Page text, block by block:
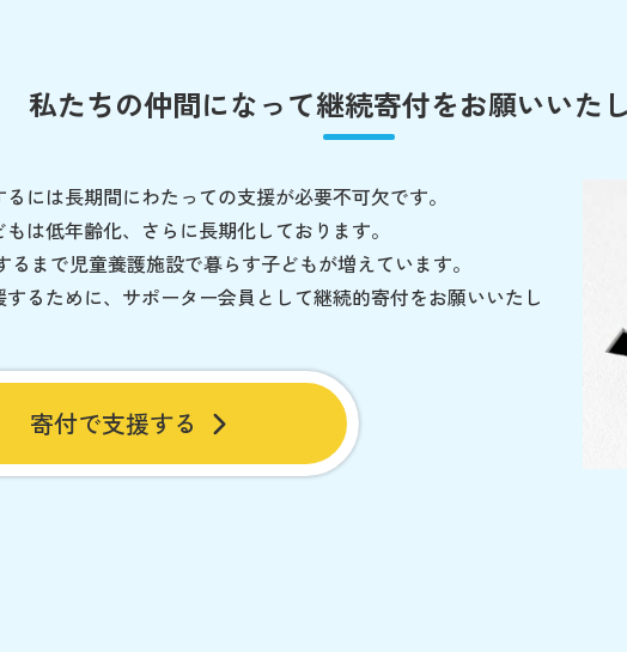
私たちの仲間になって継続寄付をお願いいた
には長期間にわたっての支援が必要不可欠です。
は低年齢化、さらに長期化しております。
まで児童養護施設で暮らす子どもが増えています。
るために、サポーター会員として継続的寄付をお願いいたし
寄付で支援する